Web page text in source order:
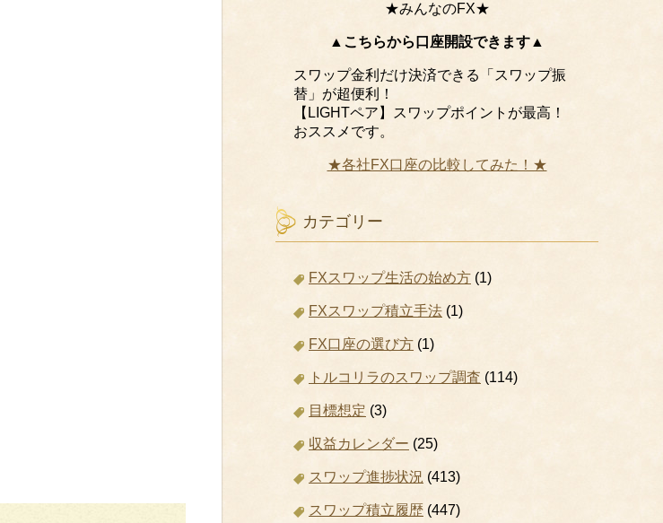
★みんなのFX★
▲こちらから口座開設できます▲
スワップ金利だけ決済できる「スワップ振
替」が超便利！
【LIGHTペア】スワップポイントが最高！
おススメです。
★各社FX口座の比較してみた！★
カテゴリー
FXスワップ生活の始め方 (1)
FXスワップ積立手法 (1)
FX口座の選び方 (1)
トルコリラのスワップ調査 (114)
目標想定 (3)
収益カレンダー (25)
スワップ進捗状況 (413)
スワップ積立履歴 (447)